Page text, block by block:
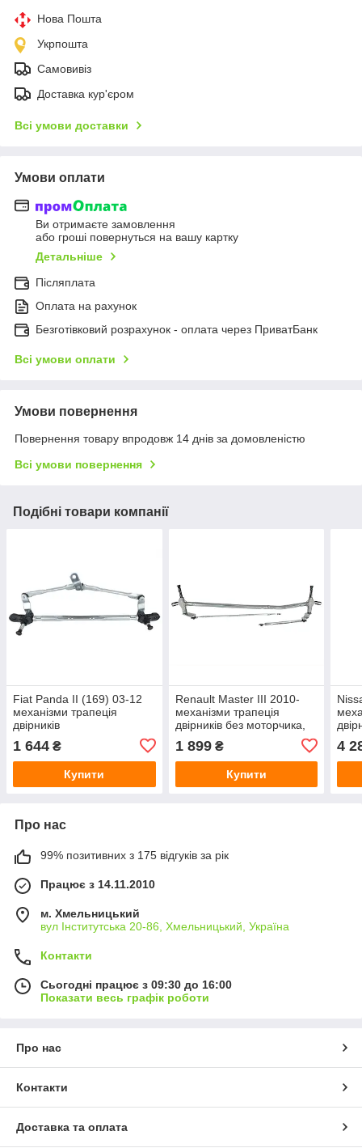
Нова Пошта
Укрпошта
Самовивіз
Доставка кур'єром
Всі умови доставки
Умови оплати
Ви отримаєте замовлення
або гроші повернуться на вашу картку
Детальніше
Післяплата
Оплата на рахунок
Безготівковий розрахунок - оплата через ПриватБанк
Всі умови оплати
Умови повернення
Повернення товару впродовж 14 днів за домовленістю
Всі умови повернення
Подібні товари компанії
Fiat Panda II (169) 03-12
механізми трапеція
двірників
1 644 ₴
Купити
Renault Master III 2010-
механізми трапеція
двірників без моторчика,
1 899₴
Купити
4
Про нас
99% позитивних з 175 відгуків за рік
Працює з 14.11.2010
м. Хмельницький
вул Інститутська 20-86, Хмельницький, Україна
Контакти
Сьогодні працює з 09:30 до 16:00
Показати весь графік роботи
Про нас
Контакти
Доставка та оплата